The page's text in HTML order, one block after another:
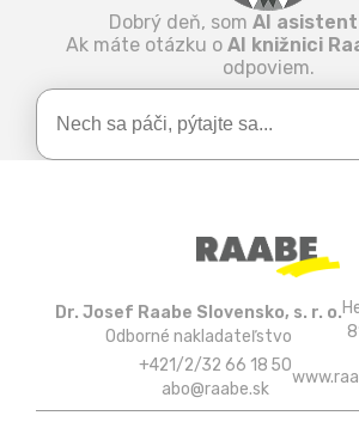
Dobrý deň, som AI asistent
Ak máte otázku o AI knižnici
odpoviem.
Dr. Josef Raabe Slovensko, s. r. o.
Odborné nakladateľstvo
+421/2/32 66 18 50
abo@raabe.sk